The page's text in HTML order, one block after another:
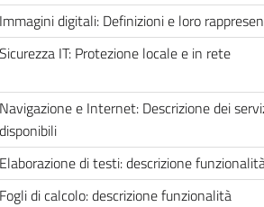
Immagini digitali: Definizioni e loro
Sicurezza IT: Protezione locale e in rete
Navigazione e Internet: Descrizione dei
disponibili
Elaborazione di testi: descrizione
Fogli di calcolo: descrizione funzionalità